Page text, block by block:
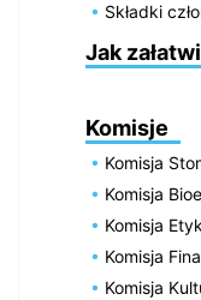
Składki
Jak
Komisje
Komisja
Komisja
Komisja
Komisja
Komisja